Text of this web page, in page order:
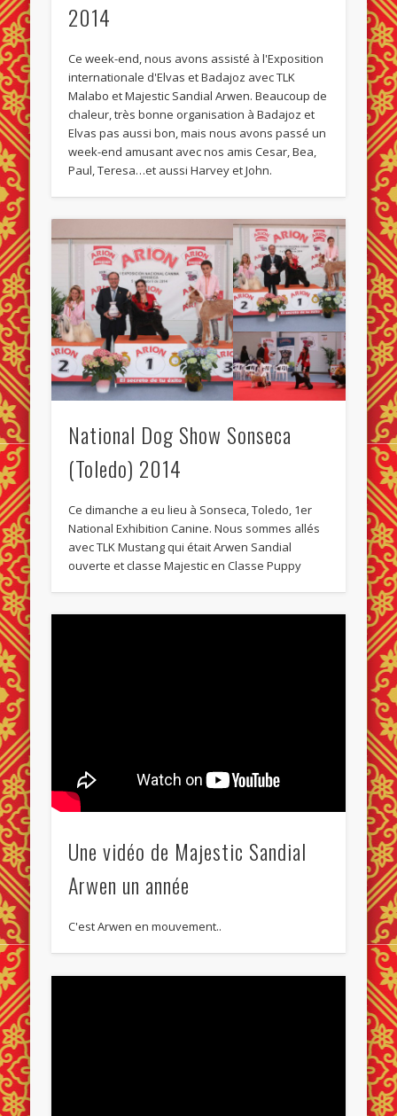
2014
Ce week-end, nous avons assisté à l'Exposition
internationale d'Elvas et Badajoz avec TLK
Malabo et Majestic Sandial Arwen. Beaucoup de
chaleur, très bonne organisation à Badajoz et
Elvas pas aussi bon, mais nous avons passé un
week-end amusant avec nos amis Cesar, Bea,
Paul, Teresa…et aussi Harvey et John.
National Dog Show Sonseca
(Toledo) 2014
Ce dimanche a eu lieu à Sonseca, Toledo, 1er
National Exhibition Canine. Nous sommes allés
avec TLK Mustang qui était Arwen Sandial
ouverte et classe Majestic en Classe Puppy
Une vidéo de Majestic Sandial
Arwen un année
C'est Arwen en mouvement..